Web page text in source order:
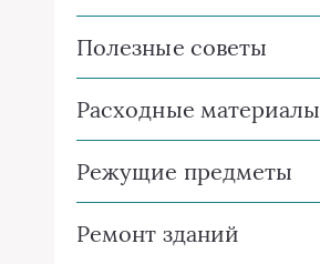
Полезные советы
Расходные материалы
Режущие предметы
Ремонт зданий